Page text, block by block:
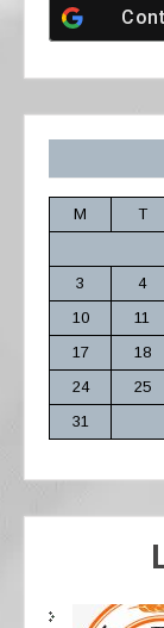
M T
3
4
10
11
17
18
24
25
31